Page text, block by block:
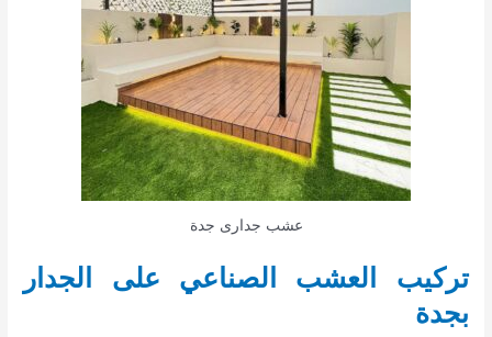
عشب جدارى جدة
تركيب العشب الصناعي على الجدار
بجدة